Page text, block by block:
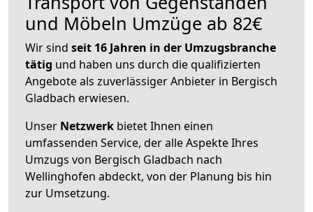
und Möbeln Umzüge ab 82€
Wir sind seit 16 Jahren in der Umzugsbranche
tätig und haben uns durch die qualifizierten
Angebote als zuverlässiger Anbieter in Bergisch
Gladbach erwiesen.
Unser Netzwerk bietet Ihnen einen
umfassenden Service, der alle Aspekte Ihres
Umzugs von Bergisch Gladbach nach
Wellinghofen abdeckt, von der Planung bis hin
zur Umsetzung.